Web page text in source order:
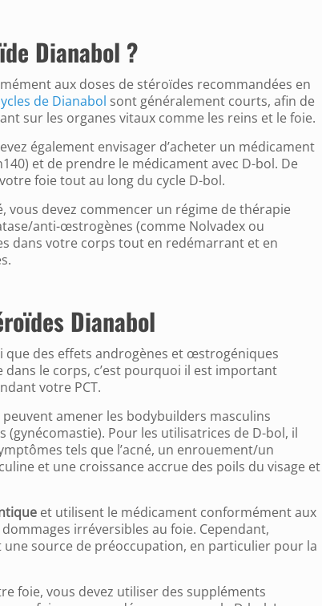
Dianabol ?
aux doses de stéroïdes recommandées en
de Dianabol sont généralement courts, afin de
sur les organes vitaux comme les reins et le foie.
également envisager d’acheter un médicament
et de prendre le médicament avec D-bol. De
foie tout au long du cycle D-bol.
vous devez commencer un régime de thérapie
anti-œstrogènes (comme Nolvadex ou
dans votre corps tout en redémarrant et en
Dianabol
des effets androgènes et œstrogéniques
le corps, c’est pourquoi il est important
votre PCT.
amener les bodybuilders masculins
Pour les utilisatrices de D-bol, il
tels que l’acné, un enrouement/un
et une croissance accrue des poils du visage et
et utilisent le médicament conformément aux
irréversibles au foie. Cependant,
source de préoccupation, en particulier pour la
foie, vous devez utiliser des suppléments